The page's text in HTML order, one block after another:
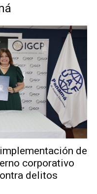
de
corporativo
delitos